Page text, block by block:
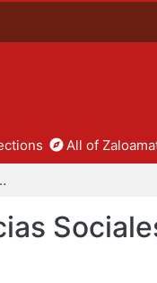
All of
y Humanidades